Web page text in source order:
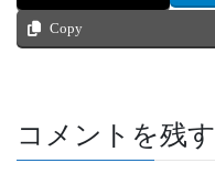
Copy
コメントを残す